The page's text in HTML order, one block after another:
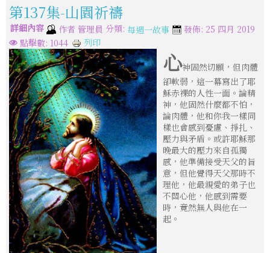
第137集-山園祈禱
詳細內容 作者 管理員 分類: 每週一故事
發佈: 25 四月 2019
點擊數: 1044
列印
心神固然切願，但肉體
卻軟弱，這一幕寫出了耶
穌赤裸的人性一面。論精
神，他固然什麼都不怕，
論肉體，他和你我一樣同
樣也會感到憂慮、掙扎、
壓力與矛盾。或許耶穌那
晚最大的壓力來自孤獨
感，他準備接受天父的旨
意，但他覺得天父那時不
理他，他最親愛的弟子也
不關心他，他感到需要
時，竟然無人與他在一
起。